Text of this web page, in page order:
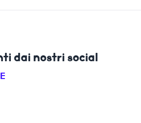
dai nostri social